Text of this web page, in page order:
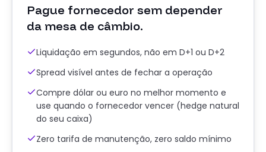
Pague fornecedor sem depender
da mesa de câmbio.
Liquidação em segundos, não em D+1 ou D+2
Spread visível antes de fechar a operação
Compre dólar ou euro no melhor momento e
use quando o fornecedor vencer (hedge natural
do seu caixa)
Zero tarifa de manutenção, zero saldo mínimo